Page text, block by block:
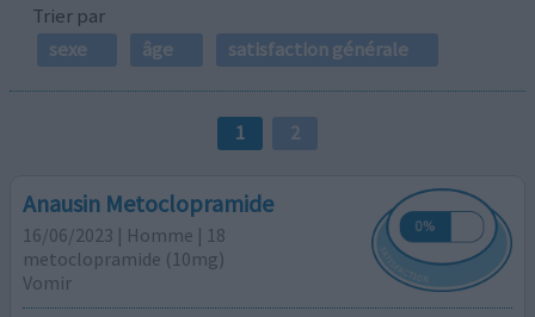
Trier par
sexe
âge satisfaction générale
1 2
Anausin Metoclopramide
16/06/2023 | Homme | 18
metoclopramide (10mg)
Vomir